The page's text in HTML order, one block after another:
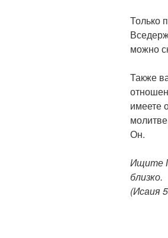
Только
можно
Также
имеете
Он.
Ищите
близко.
(Исаия